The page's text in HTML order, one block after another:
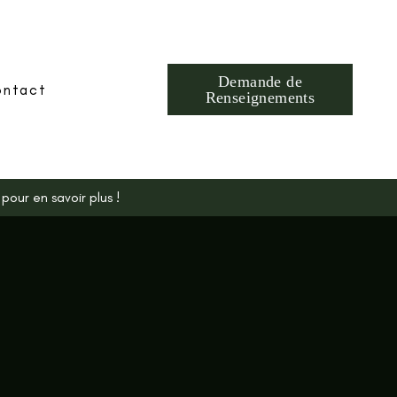
Demande de
Renseignements
en savoir plus !